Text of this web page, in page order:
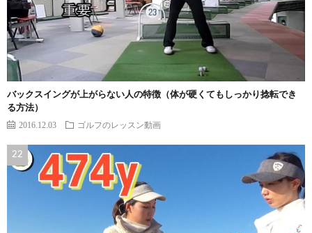
バックスイングが上がらない人の特徴（体が硬くてもしっかり捻転でき
る方法）
2016.12.03 ゴルフのレッスン動画